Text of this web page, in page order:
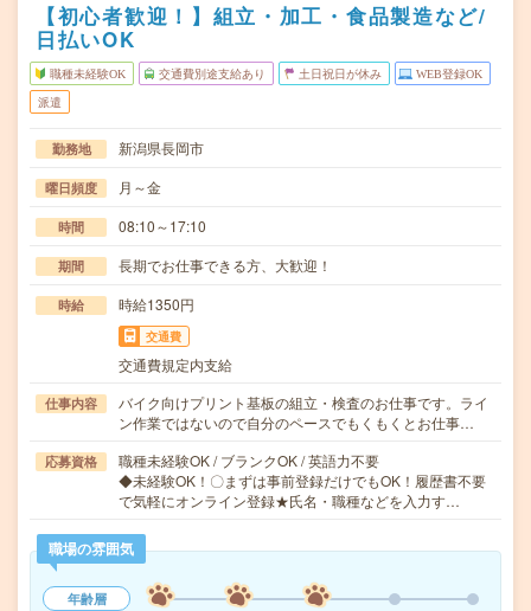
【初心者歓迎！】組立・加工・食品製造など/
日払いOK
職種未経験OK 交通費別途支給あり 土日祝日が休み WEB登録OK
派遣
勤務地 新潟県長岡市
曜日頻度 月～金
時間 08:10～17:10
期間 長期でお仕事できる方、大歓迎！
時給 時給1350円
交通費
交通費規定内支給
仕事内容
バイク向けプリント基板の組立・検査のお仕事です。ライ
ン作業ではないので自分のペースでもくもくとお仕事…
応募資格
職種未経験OK / ブランクOK / 英語力不要
◆未経験OK！〇まずは事前登録だけでもOK！履歴書不要
で気軽にオンライン登録★氏名・職種などを入力す…
職場の雰囲気
年齢層